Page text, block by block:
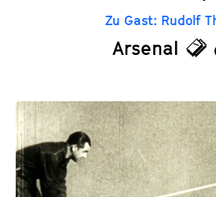
Zu Gast: Rudolf
Arsenal
T
c
k
e